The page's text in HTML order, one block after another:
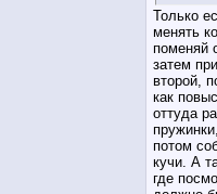
Только
менять
поменяй
затем
второй,
как
оттуда
потом
кучи. А
где